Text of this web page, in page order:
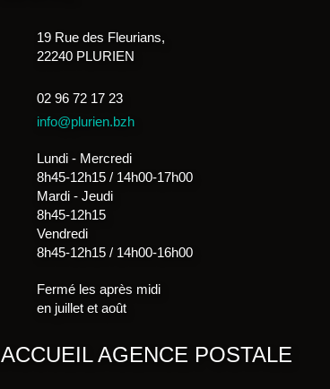
19 Rue des Fleurians,
22240 PLURIEN
02 96 72 17 23
info@plurien.bzh
Lundi - Mercredi
8h45-12h15 / 14h00-17h00
Mardi - Jeudi
8h45-12h15
Vendredi
8h45-12h15 / 14h00-16h00
Fermé les après midi
en juillet et août
ACCUEIL AGENCE POSTALE